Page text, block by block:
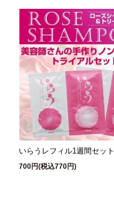
いらうレフィル1週間セット
700円(税込770円)